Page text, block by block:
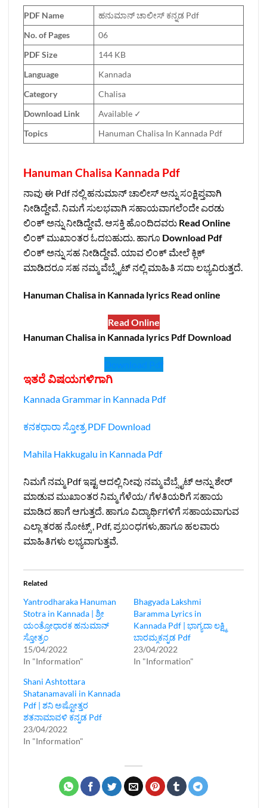
PDF Name
ಹನುಮಾನ್‌ ಚಾಲೀಸ್‌ ಕನ್ನಡ Pdf
No. of Pages
06
PDF Size
144 KB
Language
Kannada
Category
Chalisa
Download Link
Available ✓
Topics
Hanuman Chalisa In Kannada Pdf
Hanuman Chalisa Kannada Pdf
ನಾವು ಈ Pdf ನಲ್ಲಿ ಹನುಮಾನ್‌ ಚಾಲೀಸ್‌ ಅನ್ನು ಸಂಕ್ಷಿಪ್ತವಾಗಿ
ನೀಡಿದ್ದೇವೆ. ನಿಮಗೆ ಸುಲಭವಾಗಿ ಸಹಾಯವಾಗಲೆಂದೇ ಎರಡು
ಲಿಂಕ್‌ ಅನ್ನು ನೀಡಿದ್ದೇವೆ. ಆಸಕ್ತಿ ಹೊಂದಿದವರು Read Online
ಲಿಂಕ್‌ ಮುಖಾಂತರ ಓದಬಹುದು. ಹಾಗೂ Download Pdf
ಲಿಂಕ್‌ ಅನ್ನು ಸಹ ನೀಡಿದ್ದೇವೆ. ಯಾವ ಲಿಂಕ್‌ ಮೇಲೆ ಕ್ಲಿಕ್‌
ಮಾಡಿದರೂ ಸಹ ನಮ್ಮ ವೆಬ್ಸೈಟ್‌ ನಲ್ಲಿ ಮಾಹಿತಿ ಸದಾ ಲಭ್ಯವಿರುತ್ತದೆ.
Hanuman Chalisa in Kannada lyrics Read online
Read Online
Hanuman Chalisa in Kannada lyrics Pdf Download
Download Pdf
ಇತರೆ ವಿಷಯಗಳಿಗಾಗಿ
Kannada Grammar in Kannada Pdf
ಕನಕಧಾರಾ ಸ್ತೋತ್ರ PDF Download
Mahila Hakkugalu in Kannada Pdf
ನಿಮಗೆ ನಮ್ಮ Pdf ಇಷ್ಟ ಆದಲ್ಲಿ ನೀವು ನಮ್ಮ ವೆಬ್ಸೈಟ್ ಅನ್ನು ಶೇರ್‌
ಮಾಡುವ ಮುಖಾಂತರ ನಿಮ್ಮ ಗೆಳೆಯ/ ಗೆಳತಿಯರಿಗೆ ಸಹಾಯ
ಮಾಡಿದ ಹಾಗೆ ಆಗುತ್ತದೆ. ಹಾಗೂ ವಿದ್ಯಾರ್ಥಿಗಳಿಗೆ ಸಹಾಯವಾಗುವ
ಎಲ್ಲಾ ತರಹ ನೋಟ್ಸ್‌ , Pdf, ಪ್ರಬಂಧಗಳು,ಹಾಗೂ ಹಲವಾರು
ಮಾಹಿತಿಗಳು ಲಭ್ಯವಾಗುತ್ತವೆ.
Related
Yantrodharaka Hanuman
Stotra in Kannada | ಶ್ರೀ
ಯಂತ್ರೋಧಾರಕ ಹನುಮಾನ್
ಸ್ತೋತ್ರಂ
15/04/2022
In "Information"
Bhagyada Lakshmi
Baramma Lyrics in
Kannada Pdf | ಭಾಗ್ಯದಾ ಲಕ್ಷ್ಮಿ
ಬಾರಮ್ಮಕನ್ನಡ Pdf
23/04/2022
In "Information"
Shani Ashtottara
Shatanamavali in Kannada
Pdf | ಶನಿ ಅಷ್ಟೋತ್ತರ
ಶತನಾಮಾವಳಿ ಕನ್ನಡ Pdf
23/04/2022
In "Information"